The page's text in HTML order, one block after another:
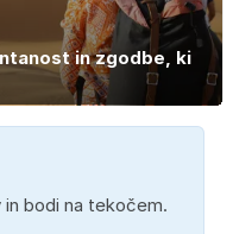
in zgodbe, ki
bodi na tekočem.